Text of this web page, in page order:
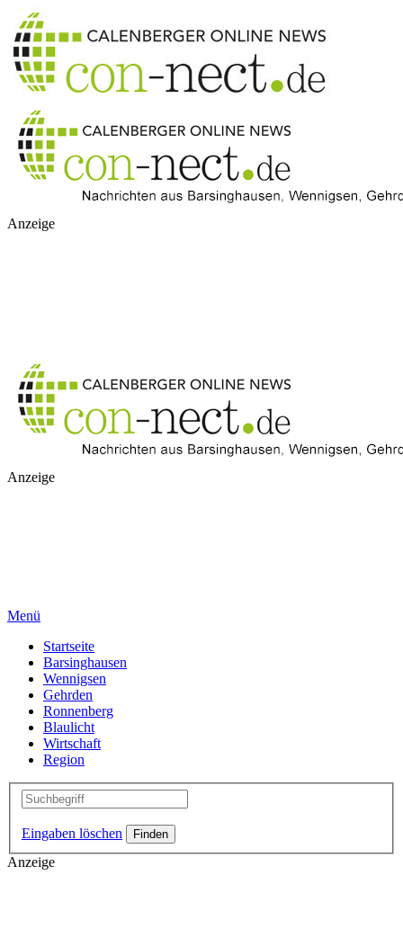
Anzeige
Anzeige
Menü
Startseite
Barsinghausen
Wennigsen
Gehrden
Ronnenberg
Blaulicht
Wirtschaft
Region
Eingaben löschen
Anzeige